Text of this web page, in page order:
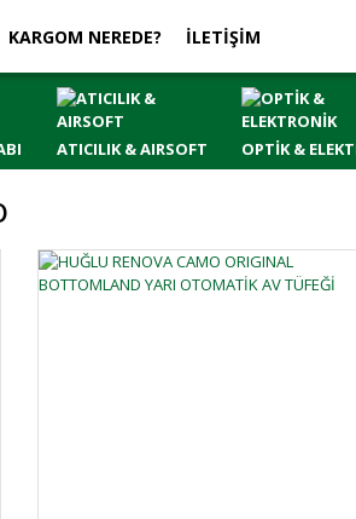
KARGOM NEREDE? İLETİŞİM
ATICILIK & AIRSOFT OPTİK &